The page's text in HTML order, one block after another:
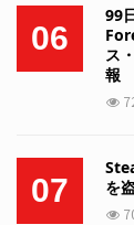
06
99
ス
報
07
を